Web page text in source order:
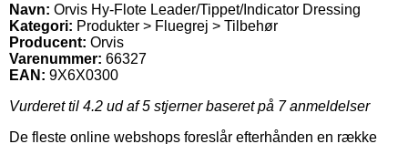
Navn: Orvis Hy-Flote Leader/Tippet/Indicator Dressing
Kategori: Produkter > Fluegrej > Tilbehør
Producent: Orvis
Varenummer: 66327
EAN: 9X6X0300
Vurderet til 4.2 ud af 5 stjerner baseret på 7anmeldelser
De fleste online webshops foreslår efterhånden en række